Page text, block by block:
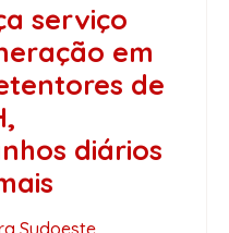
serviço
em
de
diários
Sudoeste